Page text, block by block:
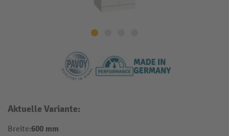
Aktuelle Variante:
Breite:600 mm